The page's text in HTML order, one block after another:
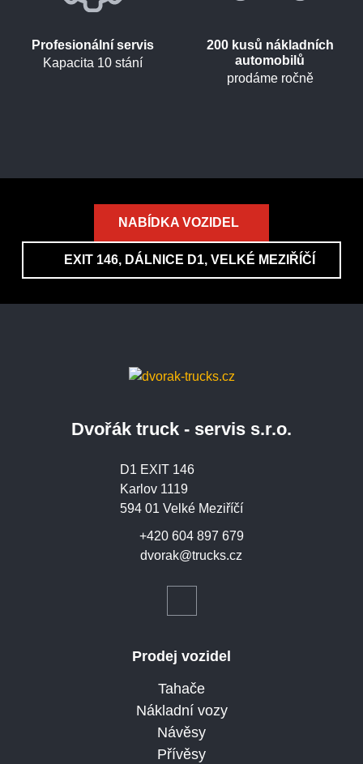
Profesionální servis
Kapacita 10 stání
200 kusů nákladních
automobilů
prodáme ročně
NABÍDKA VOZIDEL
EXIT 146, DÁLNICE D1, VELKÉ MEZIŘÍČÍ
Dvořák truck - servis s.r.o.
dvorak@trucks.cz
+420 604 897 679
D1 EXIT 146
Karlov 1119
594 01 Velké Meziříčí
Prodej vozidel
Tahače
Nákladní vozy
Návěsy
Přívěsy